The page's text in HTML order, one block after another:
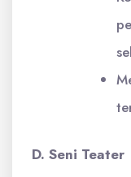
D. Seni Teater